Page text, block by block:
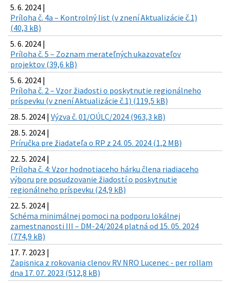
5. 6. 2024 |
Príloha č. 4a – Kontrolný list (v znení Aktualizácie č.1)
(40,3 kB)
5. 6. 2024 |
Príloha č. 5 – Zoznam merateľných ukazovateľov
projektov (39,6 kB)
5. 6. 2024 |
Príloha č. 2 – Vzor žiadosti o poskytnutie regionálneho
príspevku (v znení Aktualizácie č.1) (119,5 kB)
28. 5. 2024 | Výzva č. 01/OÚLC/2024 (963,3 kB)
28. 5. 2024 |
Príručka pre žiadateľa o RP z 24. 05. 2024 (1,2 MB)
22. 5. 2024 |
Príloha č. 4: Vzor hodnotiaceho hárku člena riadiaceho
výboru pre posudzovanie žiadostí o poskytnutie
regionálneho príspevku (24,9 kB)
22. 5. 2024 |
Schéma minimálnej pomoci na podporu lokálnej
zamestnanosti III – DM-24/2024 platná od 15. 05. 2024
(774,9 kB)
17. 7. 2023 |
Zapisnica z rokovania clenov RV NRO Lucenec - per rollam
dna 17. 07. 2023 (512,8 kB)